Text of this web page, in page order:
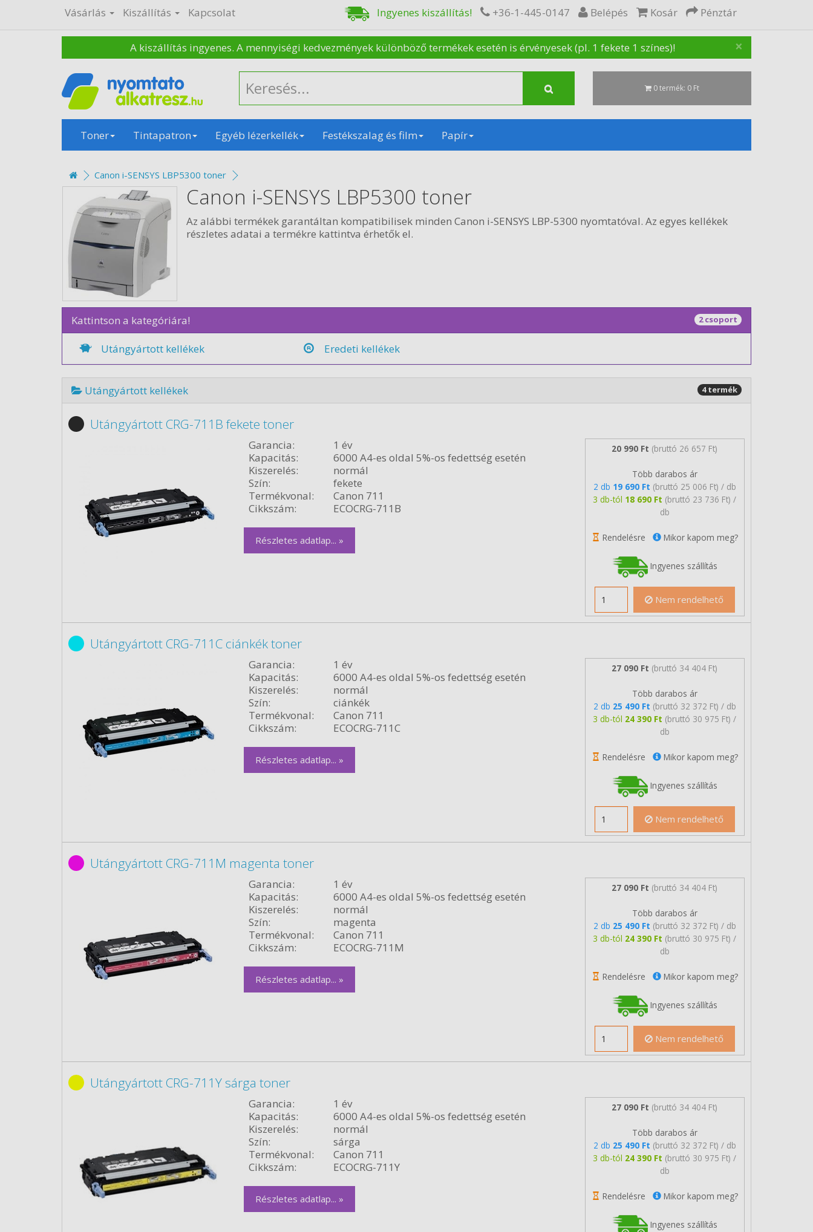
Vásárlás Kiszállítás Kapcsolat Ingyenes kiszállítás! +36-1-445-0147 Belépés Kosár Pénztár
×
A kiszállítás ingyenes. A mennyiségi kedvezmények különböző termékek esetén is érvényesek (pl. 1 fekete 1 színes)!
0 termék: 0 Ft
Toner Tintapatron Egyéb lézerkellék Festékszalag és film Papír
Canon i-SENSYS LBP5300 toner
Canon i-SENSYS LBP5300 toner
Az alábbi termékek garantáltan kompatibilisek minden Canon i-SENSYS LBP-5300 nyomtatóval. Az egyes kellékek
részletes adatai a termékre kattintva érhetők el.
Kattintson a kategóriára! 2 csoport
Utángyártott kellékek Eredeti kellékek
Utángyártott kellékek 4 termék
Utángyártott CRG-711B fekete toner
Garancia:
1 év
Kapacitás:
6000 A4-es oldal 5%-os fedettség esetén
Kiszerelés:
normál
Szín:
fekete
Termékvonal:
Canon 711
Cikkszám:
ECOCRG-711B
Részletes adatlap... »
20 990 Ft (bruttó 26 657 Ft)
Több darabos ár
2 db 19 690 Ft (bruttó 25 006 Ft) / db
3 db-tól 18 690 Ft (bruttó 23 736 Ft) /
db
Rendelésre Mikor kapom meg?
Ingyenes szállítás
Nem rendelhető
Utángyártott CRG-711C ciánkék toner
Garancia:
1 év
Kapacitás:
6000 A4-es oldal 5%-os fedettség esetén
Kiszerelés:
normál
Szín:
ciánkék
Termékvonal:
Canon 711
Cikkszám:
ECOCRG-711C
Részletes adatlap... »
27 090 Ft (bruttó 34 404 Ft)
Több darabos ár
2 db 25 490 Ft (bruttó 32 372 Ft) / db
3 db-tól 24 390 Ft (bruttó 30 975 Ft) /
db
Rendelésre Mikor kapom meg?
Ingyenes szállítás
Nem rendelhető
Utángyártott CRG-711M magenta toner
Garancia:
1 év
Kapacitás:
6000 A4-es oldal 5%-os fedettség esetén
Kiszerelés:
normál
Szín:
magenta
Termékvonal:
Canon 711
Cikkszám:
ECOCRG-711M
Részletes adatlap... »
27 090 Ft (bruttó 34 404 Ft)
Több darabos ár
2 db 25 490 Ft (bruttó 32 372 Ft) / db
3 db-tól 24 390 Ft (bruttó 30 975 Ft) /
db
Rendelésre Mikor kapom meg?
Ingyenes szállítás
Nem rendelhető
Utángyártott CRG-711Y sárga toner
Garancia:
1 év
Kapacitás:
6000 A4-es oldal 5%-os fedettség esetén
Kiszerelés:
normál
Szín:
sárga
Termékvonal:
Canon 711
Cikkszám:
ECOCRG-711Y
Részletes adatlap... »
27 090 Ft (bruttó 34 404 Ft)
Több darabos ár
2 db 25 490 Ft (bruttó 32 372 Ft) / db
3 db-tól 24 390 Ft (bruttó 30 975 Ft) /
db
Rendelésre Mikor kapom meg?
Ingyenes szállítás